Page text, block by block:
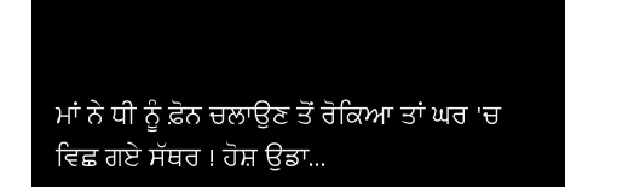
9, 10, 11, 12, 13, 14, 15 ਅਗਸਤ ਨੂੰ ਪਵੇਗਾ ਭਾਰੀ
ਮੀਂਹ ! ਮੌਸਮ ਵਿਭਾਗ ਨੇ ਕਰ...